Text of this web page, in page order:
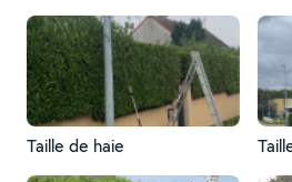
Taille de haie